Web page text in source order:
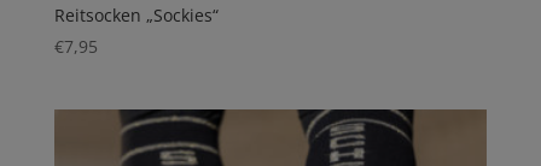
Reitsocken „Sockies“
€7,95